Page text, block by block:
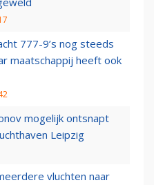
777-9’s nog steeds
maatschappij heeft ook
mogelijk ontsnapt
Leipzig
vluchten naar